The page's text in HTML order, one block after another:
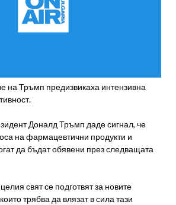
на Тръмп предизвикаха интензивна
Доналд Тръмп даде сигнал, че
на фармацевтични продукти и
да бъдат обявени през следващата
свят се подготвят за новите
трябва да влязат в сила тази